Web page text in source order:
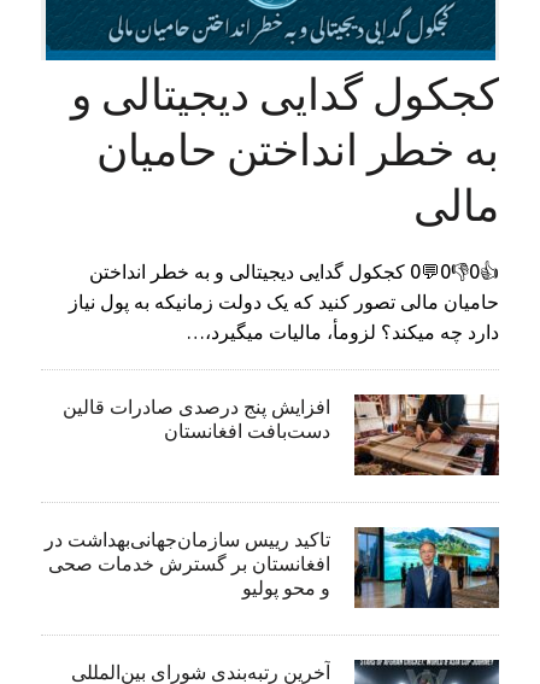
کجکول گدایی دیجیتالی و
به خطر انداختن حامیان
مالی
👍0👎0💬0 کجکول گدایی دیجیتالی و به خطر انداختن
حامیان مالی تصور کنید که یک دولت زمانیکه به پول نیاز
دارد چه میکند؟ لزومأ، مالیات میگیرد،…
افزایش پنج درصدی صادرات قالین
دست‌بافت افغانستان
تاکید رییس سازمان‌جهانی‌بهداشت در
افغانستان بر گسترش خدمات صحی
و محو پولیو
آخرین رتبه‌بندی شورای بین‌المللی